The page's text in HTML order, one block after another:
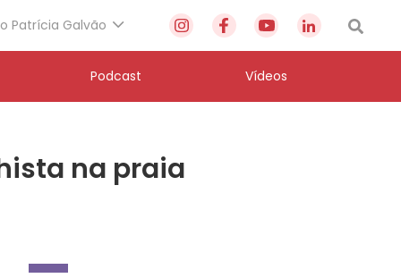
Patrícia Galvão
Podcast Vídeos
na praia